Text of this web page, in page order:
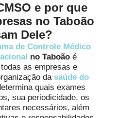
e por que
no Taboão
Dele?
de Controle Médico
no Taboão é
as empresas e
da saúde do
quais exames
sua periodicidade, os
necessários, além